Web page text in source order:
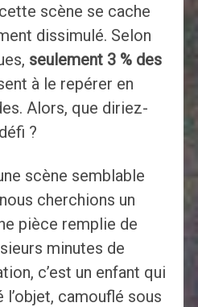
scène se cache
dissimulé. Selon
seulement 3 % des
à le repérer en
Alors, que diriez-
?
scène semblable
cherchions un
pièce remplie de
minutes de
c’est un enfant qui
camouflé sous